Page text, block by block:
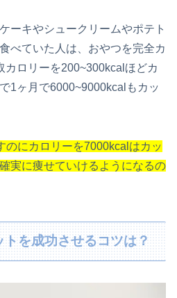
ーキやシュークリームやポテト
べていた人は、おやつを完全カ
カロリーを200~300kcalほどカ
1ヶ月で6000~9000kcalもカッ
のにカロリーを7000kcalはカッ
実に痩せていけるようになるの
を成功させるコツは？